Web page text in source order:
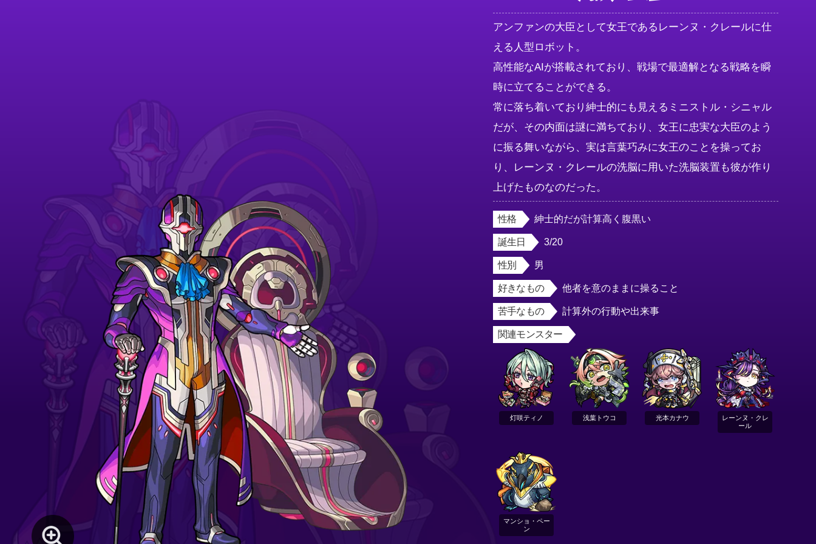
アンファンの大臣として女王であるレーンヌ・クレールに仕
える人型ロボット。
高性能なAIが搭載されており、戦場で最適解となる戦略を瞬
時に立てることができる。
常に落ち着いており紳士的にも見えるミニストル・シニャル
だが、その内面は謎に満ちており、女王に忠実な大臣のよう
に振る舞いながら、実は言葉巧みに女王のことを操ってお
り、レーンヌ・クレールの洗脳に用いた洗脳装置も彼が作り
上げたものなのだった。
性格 紳士的だが計算高く腹黒い
誕生日 3/20
性別 男
好きなもの 他者を意のままに操ること
苦手なもの 計算外の行動や出来事
関連モンスター
灯咲ティノ 浅葉トウコ 光本カナウ
レーンヌ・クレ
ール
マンショ・ペー
ン